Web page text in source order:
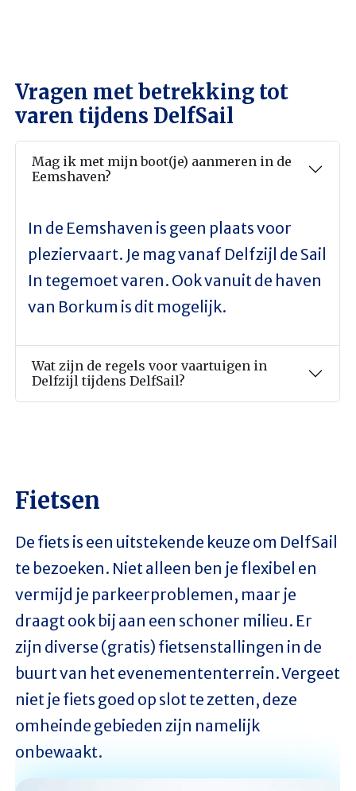
Vragen met betrekking tot
varen tijdens DelfSail
Mag ik met mijn boot(je) aanmeren in de
Eemshaven?
In de Eemshaven is geen plaats voor
pleziervaart. Je mag vanaf Delfzijl de Sail
In tegemoet varen. Ook vanuit de haven
van Borkum is dit mogelijk.
Wat zijn de regels voor vaartuigen in
Delfzijl tijdens DelfSail?
Fietsen
De fiets is een uitstekende keuze om DelfSail
te bezoeken. Niet alleen ben je flexibel en
vermijd je parkeerproblemen, maar je
draagt ook bij aan een schoner milieu. Er
zijn diverse (gratis) fietsenstallingen in de
buurt van het evenemententerrein. Vergeet
niet je fiets goed op slot te zetten, deze
omheinde gebieden zijn namelijk
onbewaakt.